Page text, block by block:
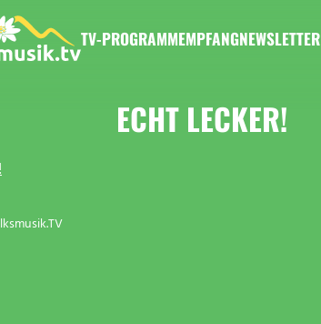
TV-PROGRAMMEMPFANGNEWSLETTER
ECHT LECKER!